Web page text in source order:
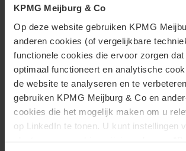
KPMG Meijburg & Co
Op deze website gebruiken KPMG
anderen cookies (of vergelijkbare
functionele cookies die ervoor zorgen
optimaal functioneert en analytische
de website te analyseren en te
gebruiken KPMG Meijburg & Co en
cookies die het mogelijk maken om u
op LinkedIn te tonen. U kunt instellingen
International Tax Law
Real Estate Transfer Tax
Corporate Income Tax
Mergers and Acquisitions (M&A)
Family & Business